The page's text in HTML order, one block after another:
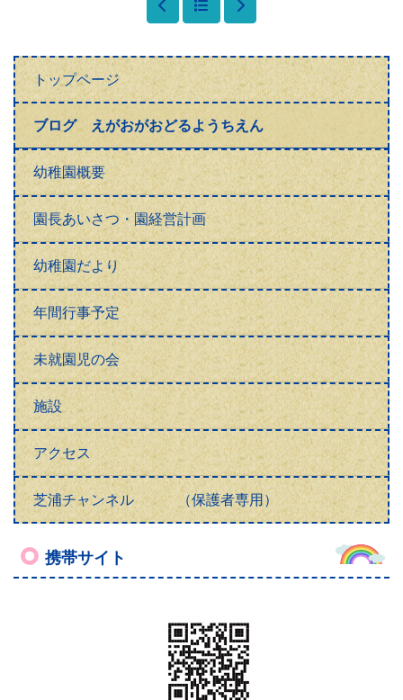
トップページ
ブログ えがおがおどるようちえん
幼稚園概要
園長あいさつ・園経営計画
幼稚園だより
年間行事予定
未就園児の会
施設
アクセス
芝浦チャンネル （保護者専用）
携帯サイト